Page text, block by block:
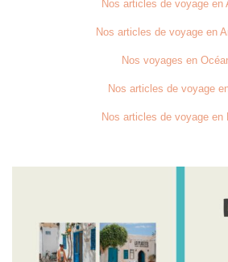
Nos articles de voyage en
Nos articles de voyage en
Nos voyages en
Nos articles de voyage
Nos articles de voyage en